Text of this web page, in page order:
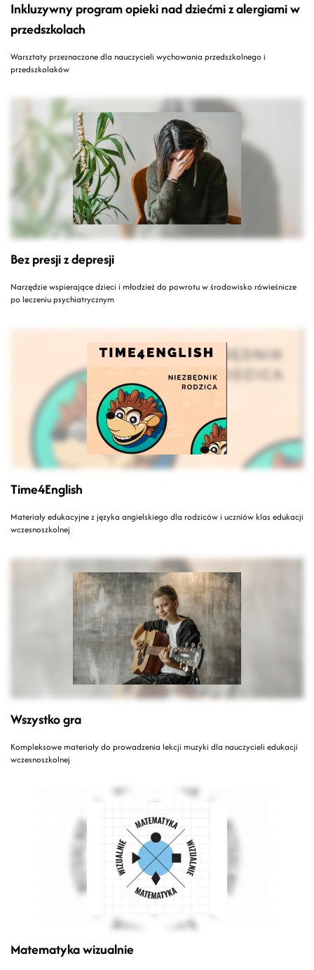
Inkluzywny program opieki nad dziećmi z alergiami w
przedszkolach
Warsztaty przeznaczone dla nauczycieli wychowania przedszkolnego i
przedszkolaków
Bez presji z depresji
Narzędzie wspierające dzieci i młodzież do powrotu w środowisko rówieśnicze
po leczeniu psychiatrycznym
Time4English
Materiały edukacyjne z języka angielskiego dla rodziców i uczniów klas edukacji
wczesnoszkolnej
Wszystko gra
Kompleksowe materiały do prowadzenia lekcji muzyki dla nauczycieli edukacji
wczesnoszkolnej
Matematyka wizualnie